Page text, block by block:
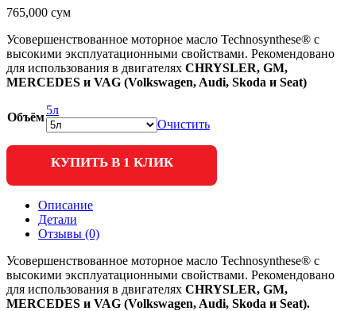
765,000 сум
Усовершенствованное моторное масло Technosynthese® с
высокими эксплуатационными свойствами. Рекомендовано
для использования в двигателях CHRYSLER, GM,
MERCEDES и VAG (Volkswagen, Audi, Skoda и Seat)
Объём
5л
Очистить
КУПИТЬ В 1 КЛИК
Описание
Детали
Отзывы (0)
Усовершенствованное моторное масло Technosynthese® с
высокими эксплуатационными свойствами. Рекомендовано
для использования в двигателях CHRYSLER, GM,
MERCEDES и VAG (Volkswagen, Audi, Skoda и Seat).